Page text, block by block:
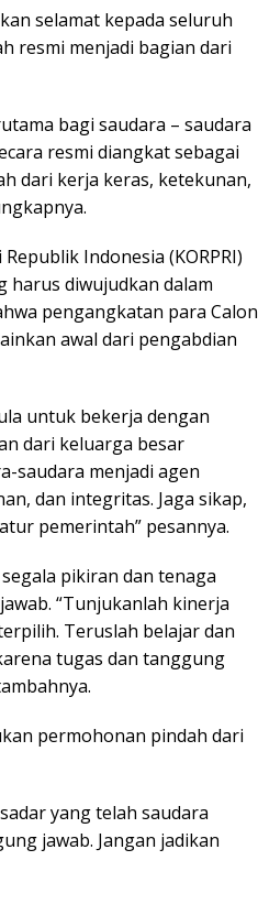
selamat kepada seluruh
resmi menjadi bagian dari
bagi saudara – saudara
resmi diangkat sebagai
dari kerja keras, ketekunan,
Indonesia (KORPRI)
harus diwujudkan dalam
pengangkatan para Calon
awal dari pengabdian
untuk bekerja dengan
dari keluarga besar
saudara menjadi agen
dan integritas. Jaga sikap,
pemerintah” pesannya.
pikiran dan tenaga
“Tunjukanlah kinerja
Teruslah belajar dan
tugas dan tanggung
permohonan pindah dari
yang telah saudara
jawab. Jangan jadikan